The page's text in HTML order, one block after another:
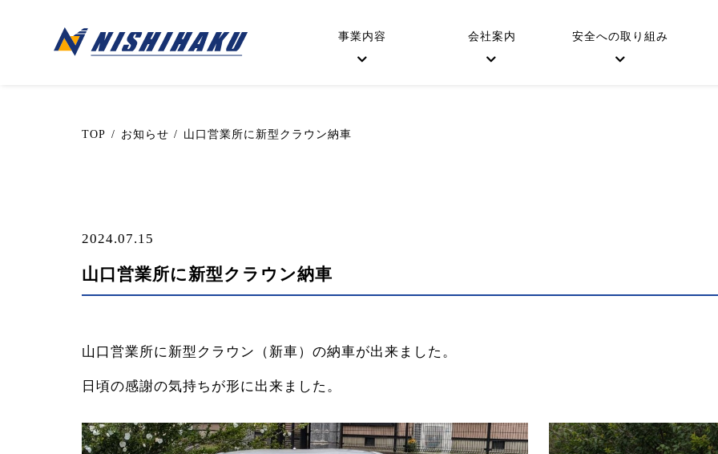
事業内容 会社案内 安全への取り組み
TOP / お知らせ / 山口営業所に新型クラウン納車
2024.07.15
山口営業所に新型クラウン納車
山口営業所に新型クラウン（新車）の納車が出来ました。
日頃の感謝の気持ちが形に出来ました。